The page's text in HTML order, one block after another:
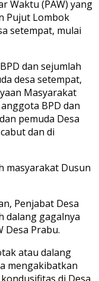
Waktu (PAW) yang
Pujut Lombok
setempat, mulai
dan sejumlah
desa setempat,
Masyarakat
BPD dan
pemuda Desa
dan di
masyarakat Dusun
Penjabat Desa
dalang gagalnya
Desa Prabu.
atau dalang
mengakibatkan